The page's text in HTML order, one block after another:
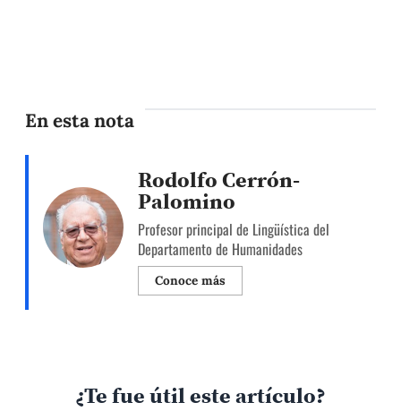
En esta nota
Rodolfo Cerrón-
Palomino
Profesor principal de Lingüística del
Departamento de Humanidades
Conoce más
¿Te fue útil este artículo?